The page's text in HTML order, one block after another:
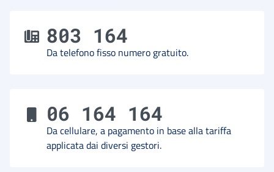
803 164
Da telefono fisso numero gratuito.
06 164 164
Da cellulare, a pagamento in base alla tariffa
applicata dai diversi gestori.